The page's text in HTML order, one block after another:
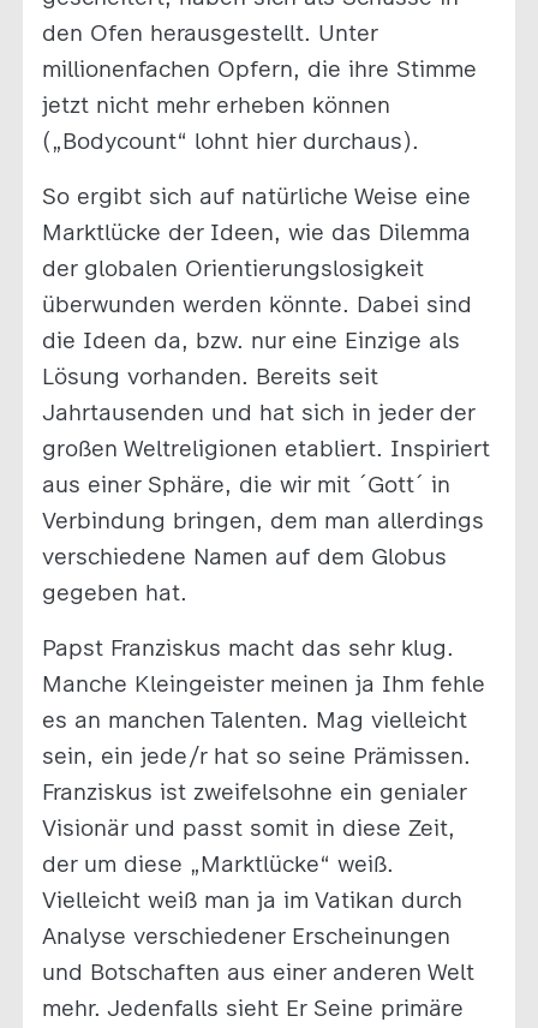
den Ofen herausgestellt. Unter
millionenfachen Opfern, die ihre Stimme
jetzt nicht mehr erheben können
(„Bodycount“ lohnt hier durchaus).
So ergibt sich auf natürliche Weise eine
Marktlücke der Ideen, wie das Dilemma
der globalen Orientierungslosigkeit
überwunden werden könnte. Dabei sind
die Ideen da, bzw. nur eine Einzige als
Lösung vorhanden. Bereits seit
Jahrtausenden und hat sich in jeder der
großen Weltreligionen etabliert. Inspiriert
aus einer Sphäre, die wir mit ´Gott´ in
Verbindung bringen, dem man allerdings
verschiedene Namen auf dem Globus
gegeben hat.
Papst Franziskus macht das sehr klug.
Manche Kleingeister meinen ja Ihm fehle
es an manchen Talenten. Mag vielleicht
sein, ein jede/r hat so seine Prämissen.
Franziskus ist zweifelsohne ein genialer
Visionär und passt somit in diese Zeit,
der um diese „Marktlücke“ weiß.
Vielleicht weiß man ja im Vatikan durch
Analyse verschiedener Erscheinungen
und Botschaften aus einer anderen Welt
mehr. Jedenfalls sieht Er Seine primäre